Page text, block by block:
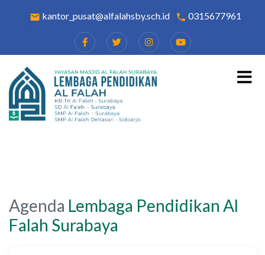
email kantor_pusat@alfalahsby.sch.id local_phone 0315677961
Agenda Lembaga Pendidikan Al
Falah Surabaya